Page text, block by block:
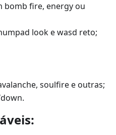
bomb fire, energy ou
look e wasd reto;
soulfire e outras;